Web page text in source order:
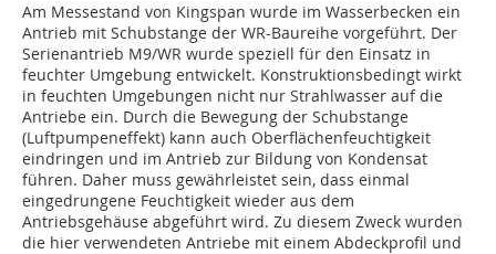
Am Messestand von Kingspan wurde im Wasserbecken ein
Antrieb mit Schubstange der WR-Baureihe vorgeführt. Der
Serienantrieb M9/WR wurde speziell für den Einsatz in
feuchter Umgebung entwickelt. Konstruktionsbedingt wirkt
in feuchten Umgebungen nicht nur Strahlwasser auf die
Antriebe ein. Durch die Bewegung der Schubstange
(Luftpumpeneffekt) kann auch Oberflächenfeuchtigkeit
eindringen und im Antrieb zur Bildung von Kondensat
führen. Daher muss gewährleistet sein, dass einmal
eingedrungene Feuchtigkeit wieder aus dem
Antriebsgehäuse abgeführt wird. Zu diesem Zweck wurden
die hier verwendeten Antriebe mit einem Abdeckprofil und